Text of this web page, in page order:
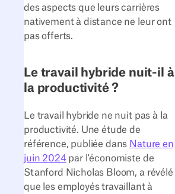
des aspects que leurs carrières
nativement à distance ne leur ont
pas offerts.
Le travail hybride nuit-il à
la productivité ?
Le travail hybride ne nuit pas à la
productivité. Une étude de
référence, publiée dans Nature en
juin 2024par l'économiste de
Stanford Nicholas Bloom, a révélé
que les employés travaillant à